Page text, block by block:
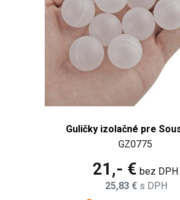
Guličky izolačné pre
GZ0775
21,- € bez DPH
25,83 € s DPH